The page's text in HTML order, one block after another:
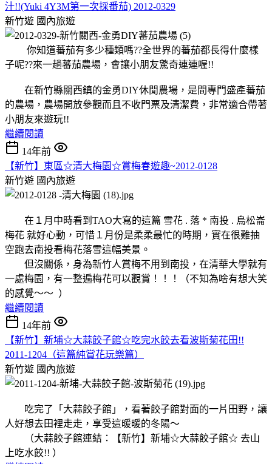
汁!!(Yuki 4Y3M第一次採番茄) 2012-0329
新竹遊 國內旅遊
你知道蕃茄有多少種類嗎??全世界的蕃茄都長得什麼樣
子呢??來一趟蕃茄農場，會讓小朋友驚奇連連喔!!
在新竹縣關西鎮的金勇DIY休閒農場，是間專門盛產蕃茄
的農場，農場開放參觀而且不收門票及清潔費，非常適合帶著
小朋友來遊玩!!
繼續閱讀
14年前
【新竹】東區☆清大梅園☆賞梅春遊趣~2012-0128
新竹遊 國內旅遊
在１月中時看到TAO大寫的這篇 雪花 . 落 * 南投 . 烏松崙
梅花 就好心動，可惜１月份是柔柔最忙的時期，實在很難抽
空跑去南投看梅花落雪這幅美景。
但沒關係，身為新竹人賞梅不用到南投，在清華大學就有
一處梅園，有一整遍梅花可以觀賞！！！（不知為啥有想大笑
的感覺～～ ）
繼續閱讀
14年前
【新竹】新埔☆大蒜餃子館☆吃完水餃去看波斯菊花田!!
2011-1204（這篇純賞花玩樂篇）
新竹遊 國內旅遊
吃完了「大蒜餃子館」，看著餃子館對面的一片田野，讓
人好想去田裡走走，享受這暖暖的冬陽～
（大蒜餃子館連結：【新竹】新埔☆大蒜餃子館☆ 去山
上吃水餃!! ）